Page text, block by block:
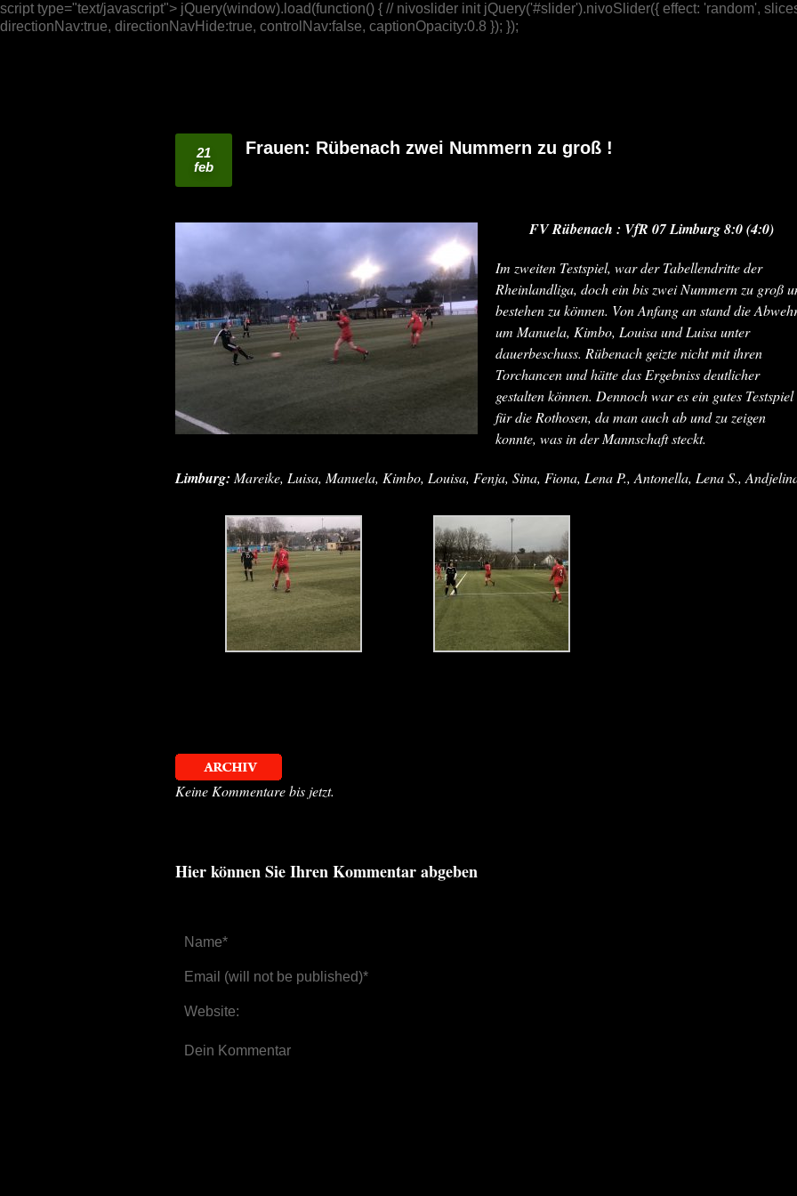
script type="text/javascript"> jQuery(window).load(function() { // nivoslider init jQuery('#slider').nivoSlider({ effect: 'random',
directionNav:true, directionNavHide:true, controlNav:false, captionOpacity:0.8 }); });
21
feb
Frauen: Rübenach zwei Nummern zu groß !
FV Rübenach : VfR 07 Limburg 8:0 (4:0)
Im zweiten Testspiel, war der Tabellendritte der
Rheinlandliga, doch ein bis zwei Nummern zu groß
bestehen zu können. Von Anfang an stand die
um Manuela, Kimbo, Louisa und Luisa unter
dauerbeschuss. Rübenach geizte nicht mit ihren
Torchancen und hätte das Ergebniss deutlicher
gestalten können. Dennoch war es ein gutes Testspiel
für die Rothosen, da man auch ab und zu zeigen
konnte, was in der Mannschaft steckt.
Limburg: Mareike, Luisa, Manuela, Kimbo, Louisa, Fenja, Sina, Fiona, Lena P., Antonella, Lena S.,
Keine Kommentare bis jetzt.
Hier können Sie Ihren Kommentar abgeben